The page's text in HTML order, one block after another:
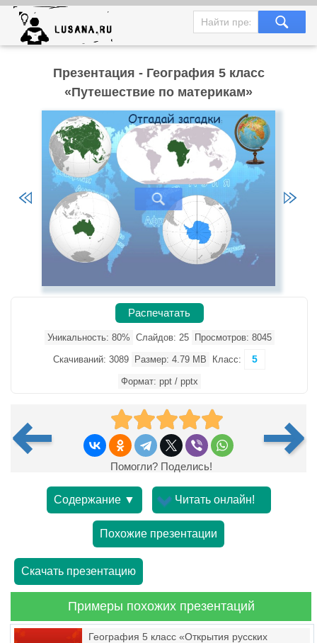
Презентация - География 5 класс
«Путешествие по материкам»
Распечатать
Уникальность: 80% Слайдов: 25 Просмотров: 8045
Скачиваний: 3089 Размер: 4.79 MB Класс: 5
Формат: ppt / pptx
Помогли? Поделись!
Содержание ▼ Читать онлайн!
Похожие презентации
Скачать презентацию
Примеры похожих презентаций
География 5 класс «Открытия русских